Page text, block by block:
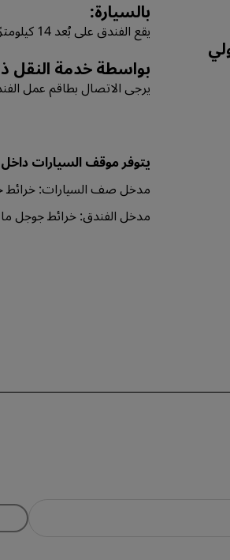
بالسيارة:
يقع الفندق على بُعد 14 كيلومترًا من المطار. تستغرق الرحلة 45 دقيقة تقريبًا بالسيارة.
بواسطة خدمة النقل
يرجى الاتصال بطاقم عمل
يتوفر موقف السيارات داخل
مدخل صف السيارات:
مدخل الفندق: خرائط جوجل